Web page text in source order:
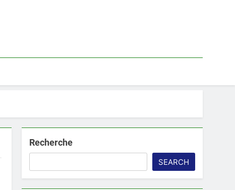
Recherche
SEARCH